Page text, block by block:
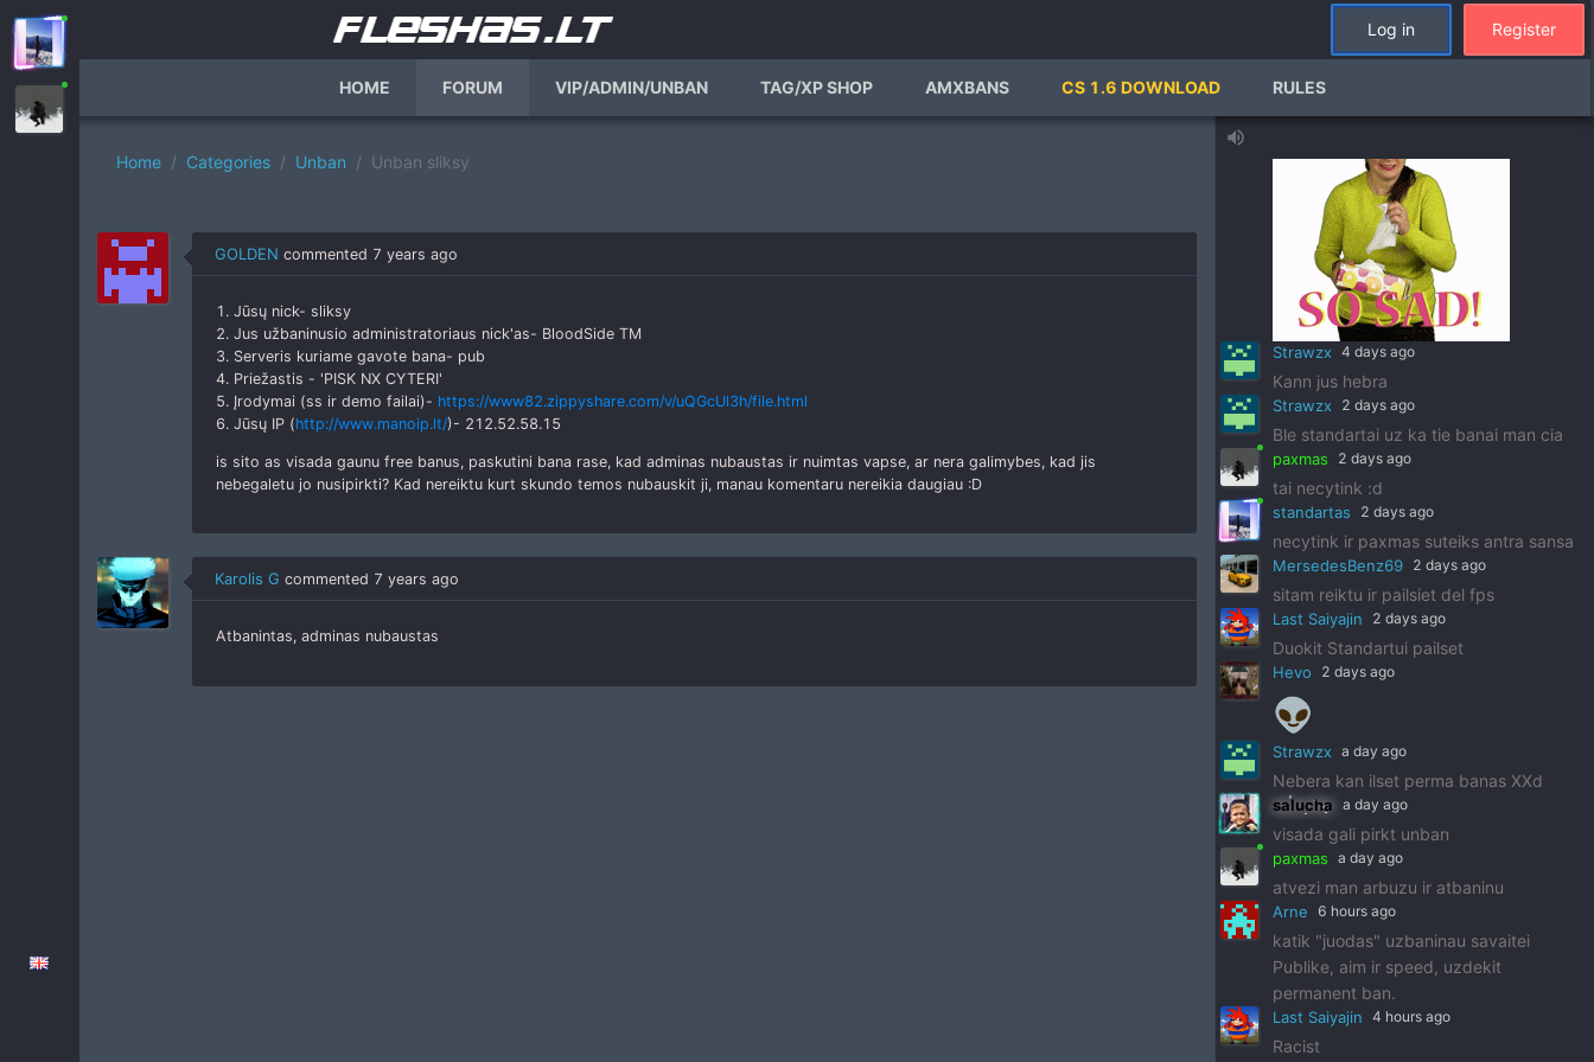
Log in Register
HOME FORUM VIP/ADMIN/UNBAN TAG/XP SHOP AMXBANS CS 1.6 DOWNLOAD RULES
Home Categories Unban Unban sliksy
GOLDEN commented 7 years ago
1. Jūsų nick- sliksy
2. Jus užbaninusio administratoriaus nick'as- BloodSide TM
3. Serveris kuriame gavote bana- pub
4. Priežastis - 'PISK NX CYTERI'
5. Įrodymai (ss ir demo failai)- https://www82.zippyshare.com/v/uQGcUl3h/file.html
6. Jūsų IP (http://www.manoip.lt/)- 212.52.58.15
is sito as visada gaunu free banus, paskutini bana rase, kad adminas nubaustas ir nuimtas vapse, ar nera galimybes, kad jis
nebegaletu jo nusipirkti? Kad nereiktu kurt skundo temos nubauskit ji, manau komentaru nereikia daugiau :D
Karolis G commented 7 years ago
Atbanintas, adminas nubaustas
volume_up
Tewas jau kayp metu dinges
6 days ago
keturiolika
MersedesBenz69
Strawzx 4 days ago
Kann jus hebra
Strawzx 2 days ago
Ble standartai uz ka tie banai man cia
paxmas 2 days ago
tai necytink :d
standartas 2 days ago
necytink ir paxmas suteiks antra sansa
MersedesBenz69 2 days ago
sitam reiktu ir pailsiet del fps
Last Saiyajin 2 days ago
Duokit Standartui pailset
Hevo 2 days ago
👽
Strawzx a day ago
Nebera kan ilset perma banas XXd
salucha a day ago
visada gali pirkt unban
paxmas a day ago
atvezi man arbuzu ir atbaninu
Arne 6 hours ago
katik "juodas" uzbaninau savaitei
Publike, aim ir speed, uzdekit
permanent ban.
Last Saiyajin 4 hours ago
Racist